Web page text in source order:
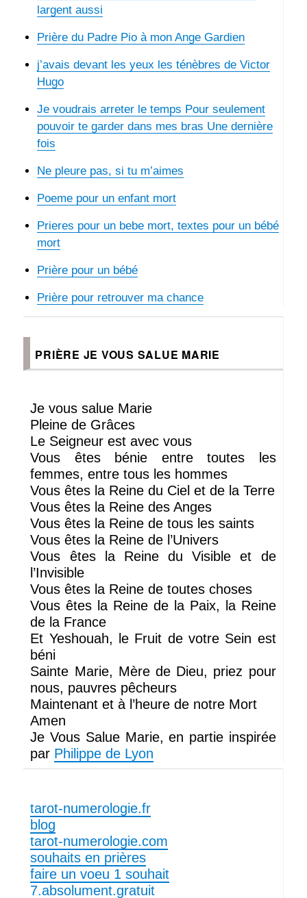
largent aussi
Prière du Padre Pio à mon Ange Gardien
j’avais devant les yeux les ténèbres de Victor
Hugo
Je voudrais arreter le temps Pour seulement
pouvoir te garder dans mes bras Une dernière
fois
Ne pleure pas, si tu m’aimes
Poeme pour un enfant mort
Prieres pour un bebe mort, textes pour un bébé
mort
Prière pour un bébé
Prière pour retrouver ma chance
PRIÈRE JE VOUS SALUE MARIE
Je vous salue Marie
Pleine de Grâces
Le Seigneur est avec vous
Vous êtes bénie entre toutes les
femmes, entre tous les hommes
Vous êtes la Reine du Ciel et de la Terre
Vous êtes la Reine des Anges
Vous êtes la Reine de tous les saints
Vous êtes la Reine de l’Univers
Vous êtes la Reine du Visible et de
l’Invisible
Vous êtes la Reine de toutes choses
Vous êtes la Reine de la Paix, la Reine
de la France
Et Yeshouah, le Fruit de votre Sein est
béni
Sainte Marie, Mère de Dieu, priez pour
nous, pauvres pêcheurs
Maintenant et à l’heure de notre Mort
Amen
Je Vous Salue Marie, en partie inspirée
par Philippe de Lyon
tarot-numerologie.fr
blog
tarot-numerologie.com
souhaits en prières
faire un voeu 1 souhait
7.absolument.gratuit